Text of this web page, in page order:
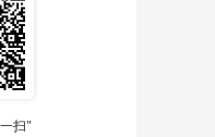
扫"